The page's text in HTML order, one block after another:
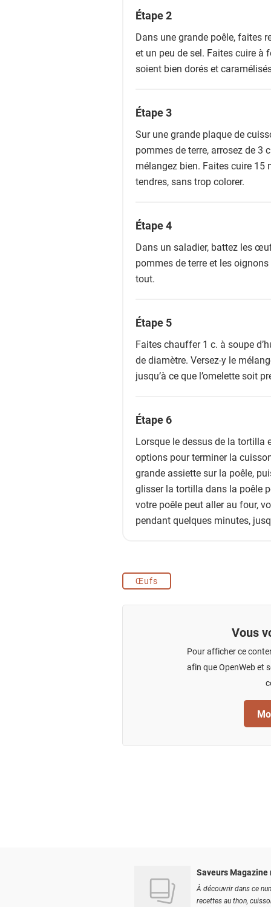
Étape 2
Dans une grande poêle, faites
et un peu de sel. Faites cuire à
soient bien dorés et
Étape 3
Sur une grande plaque de
pommes de terre, arrosez de 3
mélangez bien. Faites cuire 15
tendres, sans trop colorer.
Étape 4
Dans un saladier, battez les
pommes de terre et les
tout.
Étape 5
Faites chauffer 1 c. à soupe
de diamètre. Versez-y le
jusqu’à ce que l’omelette soit
Étape 6
Lorsque le dessus de la tortilla
options pour terminer la
grande assiette sur la poêle,
glisser la tortilla dans la poêle
votre poêle peut aller au four,
pendant quelques minutes,
Œufs
Vous
Pour afficher ce
afin que OpenWeb et
Saveurs Magazine
À découvrir dans ce
recettes au thon,